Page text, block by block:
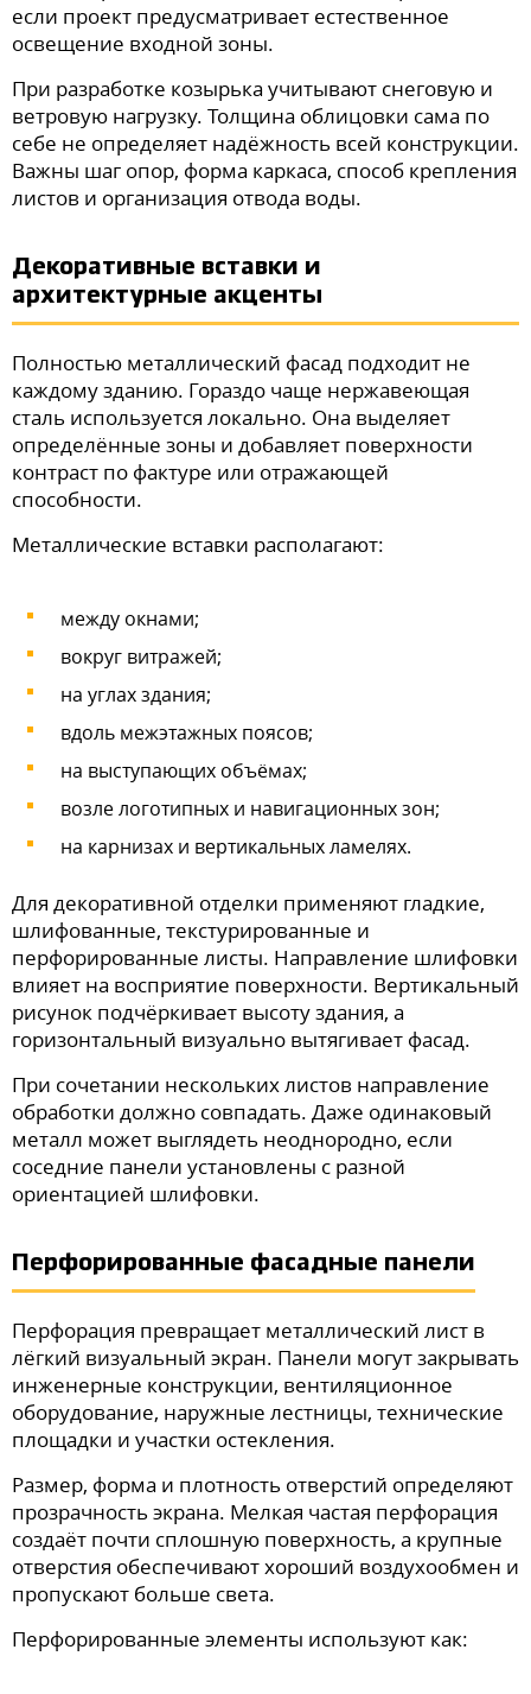
если проект предусматривает естественное
освещение входной зоны.
При разработке козырька учитывают снеговую и
ветровую нагрузку. Толщина облицовки сама по
себе не определяет надёжность всей конструкции.
Важны шаг опор, форма каркаса, способ крепления
листов и организация отвода воды.
Декоративные вставки и
архитектурные акценты
Полностью металлический фасад подходит не
каждому зданию. Гораздо чаще нержавеющая
сталь используется локально. Она выделяет
определённые зоны и добавляет поверхности
контраст по фактуре или отражающей
способности.
Металлические вставки располагают:
между окнами;
вокруг витражей;
на углах здания;
вдоль межэтажных поясов;
на выступающих объёмах;
возле логотипных и навигационных зон;
на карнизах и вертикальных ламелях.
Для декоративной отделки применяют гладкие,
шлифованные, текстурированные и
перфорированные листы. Направление шлифовки
влияет на восприятие поверхности. Вертикальный
рисунок подчёркивает высоту здания, а
горизонтальный визуально вытягивает фасад.
При сочетании нескольких листов направление
обработки должно совпадать. Даже одинаковый
металл может выглядеть неоднородно, если
соседние панели установлены с разной
ориентацией шлифовки.
Перфорированные фасадные панели
Перфорация превращает металлический лист в
лёгкий визуальный экран. Панели могут закрывать
инженерные конструкции, вентиляционное
оборудование, наружные лестницы, технические
площадки и участки остекления.
Размер, форма и плотность отверстий определяют
прозрачность экрана. Мелкая частая перфорация
создаёт почти сплошную поверхность, а крупные
отверстия обеспечивают хороший воздухообмен и
пропускают больше света.
Перфорированные элементы используют как: